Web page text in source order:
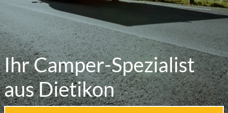
Ihr Camper-Spezialist
aus Dietikon